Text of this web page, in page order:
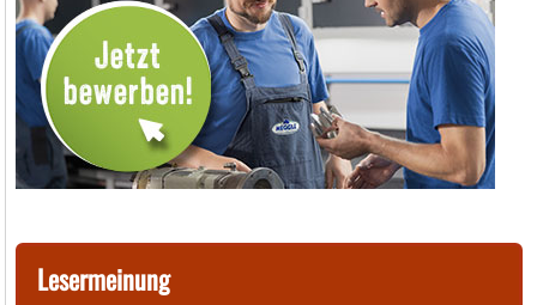
Lesermeinung